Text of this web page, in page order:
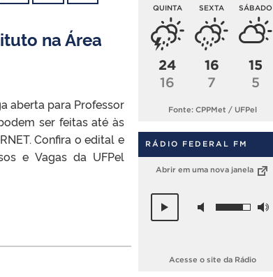
na Área
aberta para Professor
ser feitas até às
Confira o edital e
e Vagas da UFPel
QUINTA
24
16
SEXTA
16
7
SÁBADO
15
5
Fonte: CPPMet / UFPel
RÁDIO FEDERAL FM
Abrir em uma nova janela
Acesse o site da Rádio